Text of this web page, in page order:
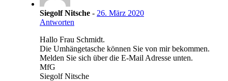
Siegolf Nitsche - 26. März 2020
Antworten
Hallo Frau Schmidt.
Die Umhängetasche können Sie von mir bekommen.
Melden Sie sich über die E-Mail Adresse unten.
MfG
Siegolf Nitsche